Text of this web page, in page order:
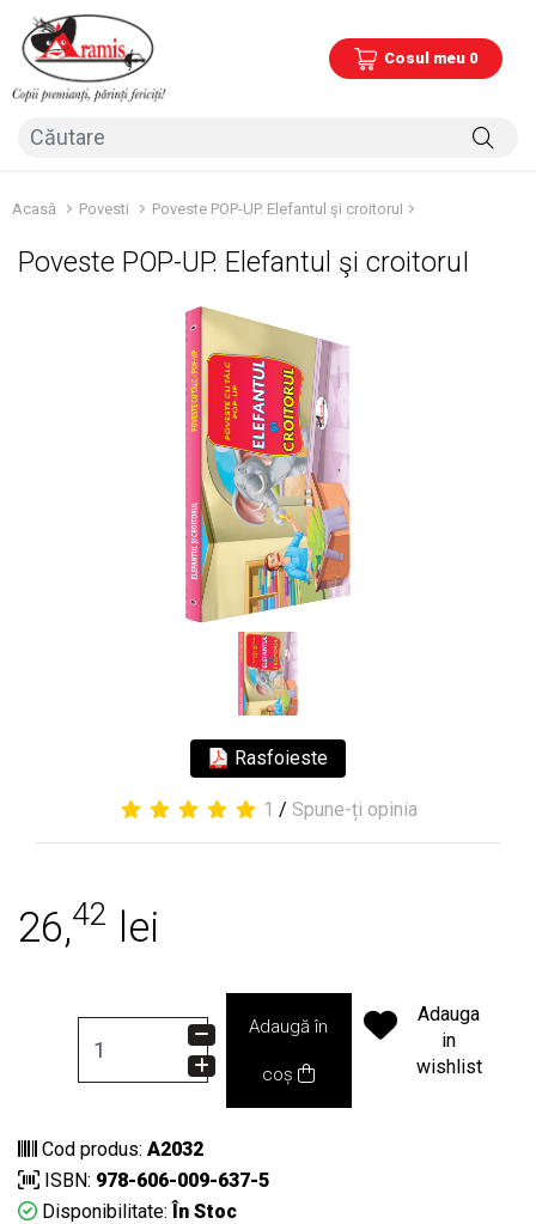
Cosul meu 0
Acasă Povesti Poveste POP-UP. Elefantul şi croitoruI
Poveste POP-UP. Elefantul şi croitoruI
Rasfoieste
1 / Spune-ți opinia
26,42 lei
Adaugă în
coș
Adauga
in
wishlist
Cod produs: A2032
ISBN: 978-606-009-637-5
Disponibilitate: În Stoc